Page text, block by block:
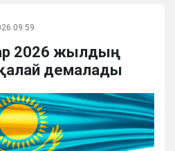
09:59
2026 жылдың
демалады